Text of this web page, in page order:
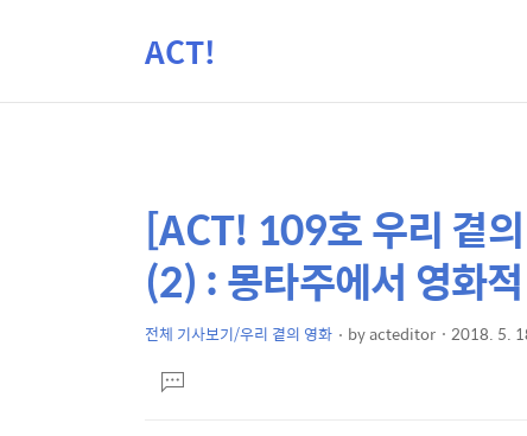
ACT!
상
세
컨
텐
본
문
제
목
[ACT! 109호 우리 곁
(2) : 몽타주에서 영화
전체 기사보기/우리 곁의 영화 byacteditor 2018. 5.
문댓
글